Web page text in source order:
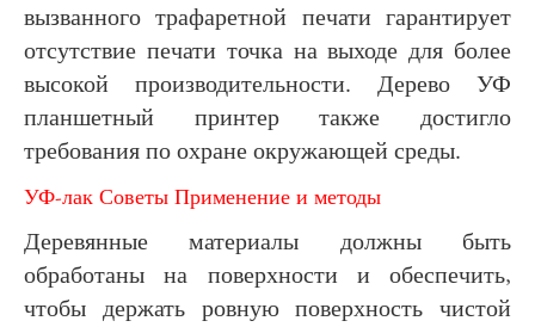
вызванного трафаретной печати гарантирует
отсутствие печати точка на выходе для более
высокой производительности. Дерево УФ
планшетный принтер также достигло
требования по охране окружающей среды.
УФ-лак Советы Применение и методы
Деревянные материалы должны быть
обработаны на поверхности и обеспечить,
чтобы держать ровную поверхность чистой